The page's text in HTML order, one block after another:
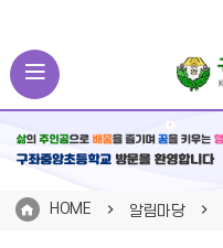
HOME 알림마당